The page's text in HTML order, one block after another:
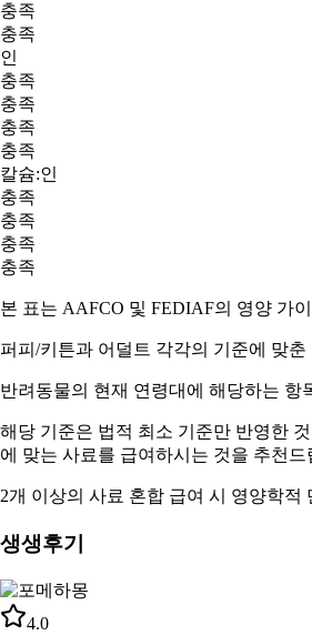
충족
충족
인
충족
충족
충족
충족
칼슘:인
충족
충족
충족
충족
본 표는 AAFCO 및 FEDIAF의 영양 가
퍼피/키튼과 어덜트 각각의 기준에 맞
반려동물의 현재 연령대에 해당하는 항
해당 기준은 법적 최소 기준만 반영한
에 맞는 사료를 급여하시는 것을 추천드
2개 이상의 사료 혼합 급여 시 영양학적
생생후기
4.0